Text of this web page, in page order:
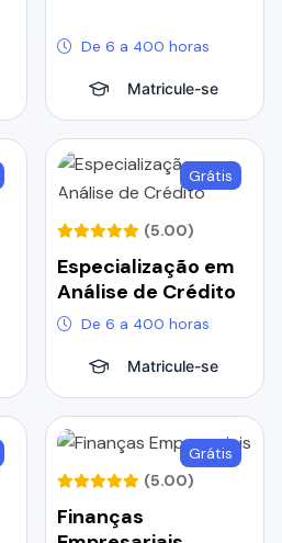
De 6 a 400 horas
Matricule-se
Grátis
(5.00)
Especialização em
Análise de Crédito
De 6 a 400 horas
Matricule-se
Grátis
(5.00)
Finanças